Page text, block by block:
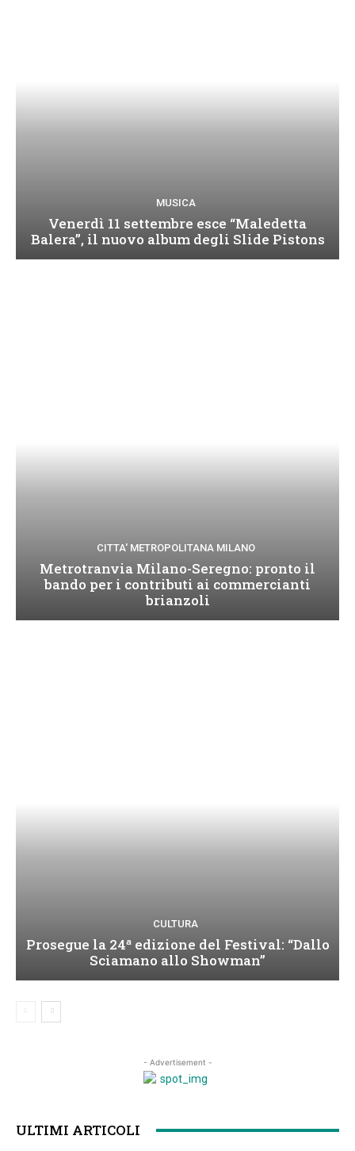
MUSICA
Venerdì 11 settembre esce “Maledetta
Balera”, il nuovo album degli Slide Pistons
CITTA' METROPOLITANA MILANO
Metrotranvia Milano-Seregno: pronto il
bando per i contributi ai commercianti
brianzoli
CULTURA
Prosegue la 24ª edizione del Festival: “Dallo
Sciamano allo Showman”
- Advertisement -
ULTIMI ARTICOLI